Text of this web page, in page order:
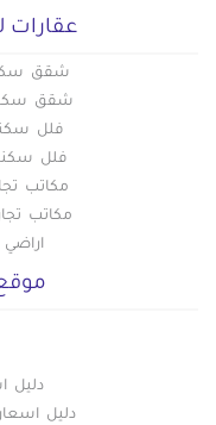
عقارات
شقق
شقق
فلل
فلل
مكاتب
مكاتب
اراضي
دليل
دليل